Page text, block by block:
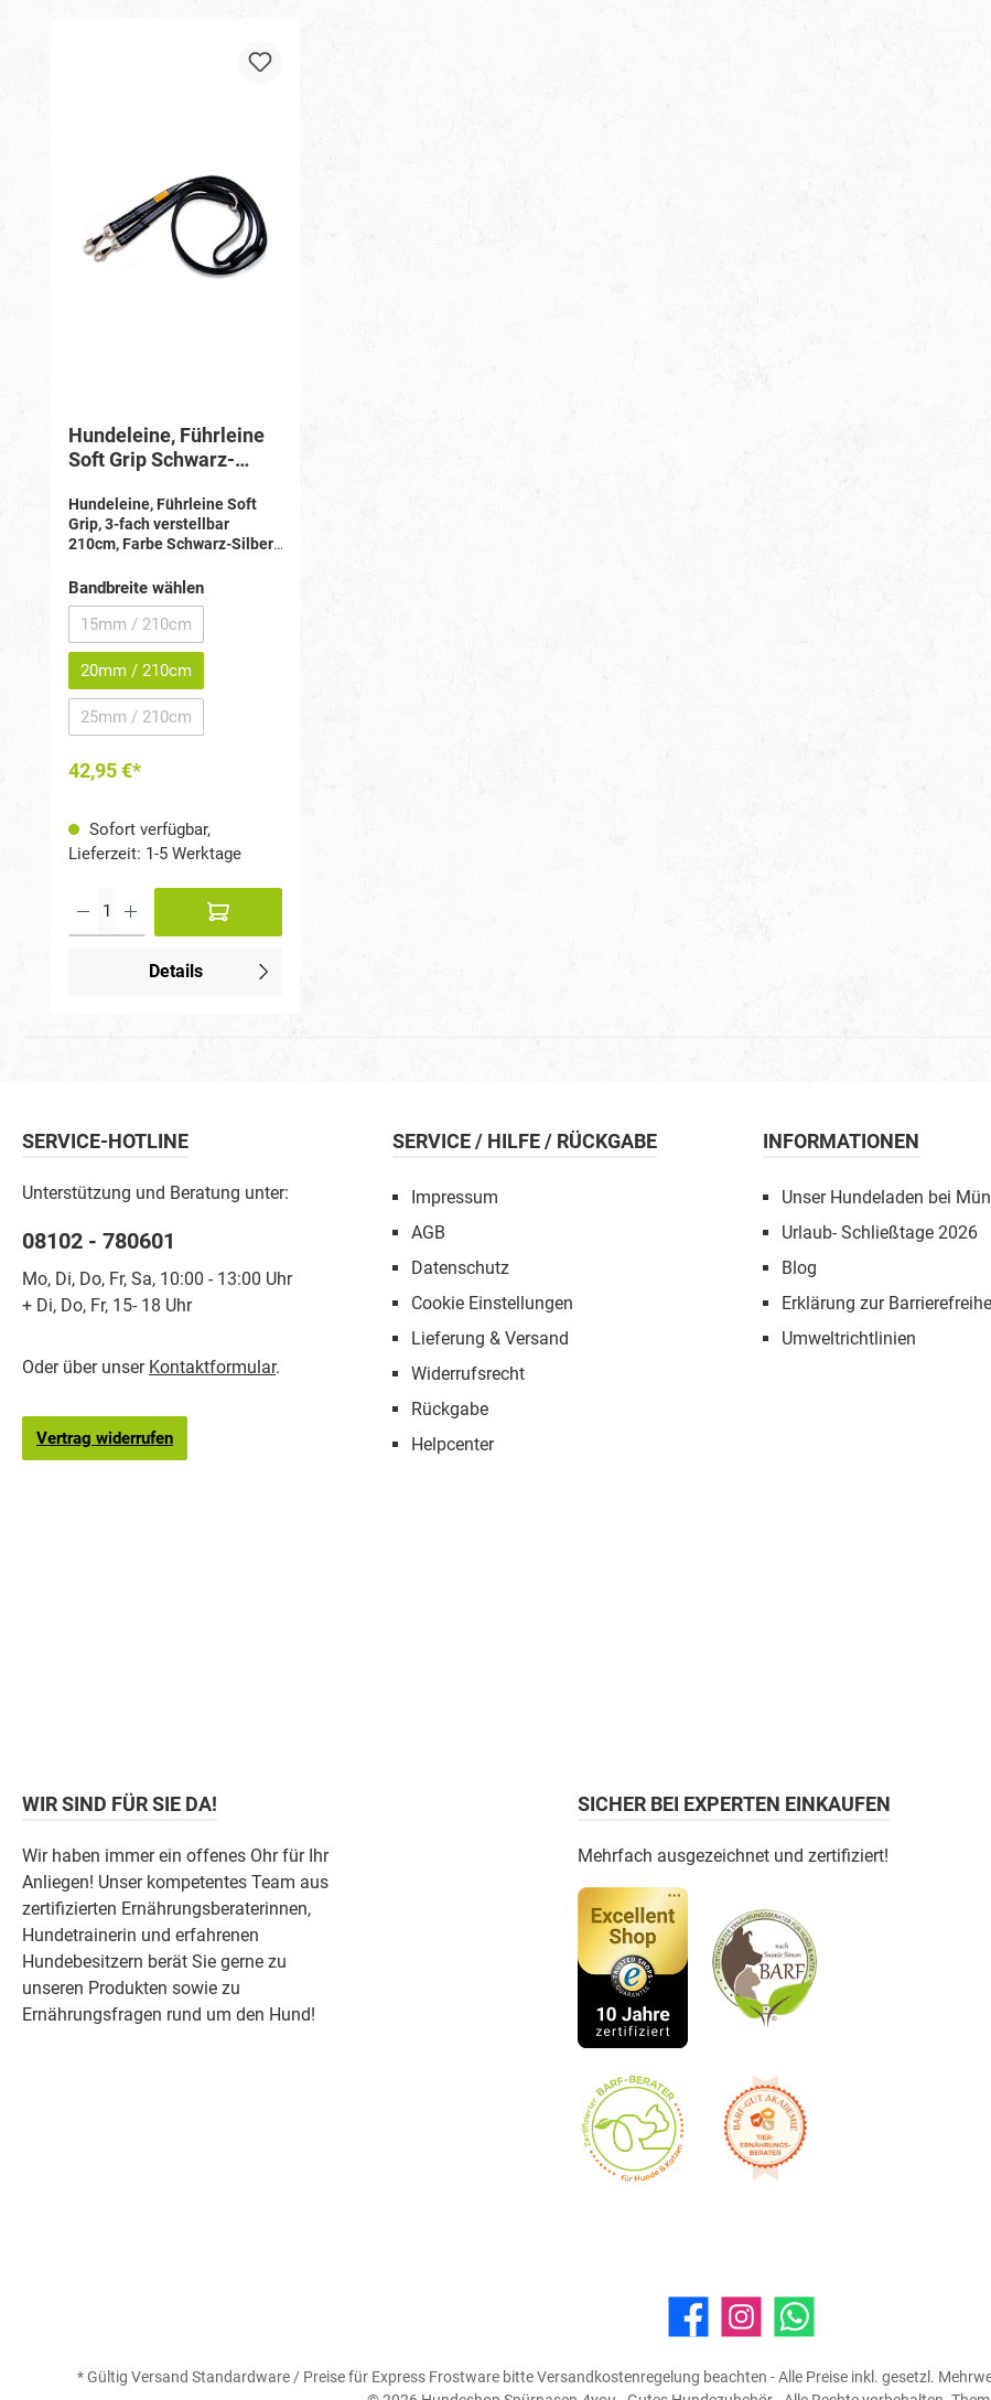
Hundeleine, Führleine
Soft Grip Schwarz-
verstellbar 210cm
Hundeleine, Führleine Soft
Grip, 3-fach verstellbar
210cm, Farbe Schwarz-Silber,
Material mit reflektierenden
Ziernähten, 3-fach verstellbar:
100 cm bis 210 cm, Schnelle
Längenanpassung mit Zusatz-
Karabiner & 3 Ringen, Zweiter
Karabiner für mehr Flexibilität,
Als Schlaufe oder Schulterleine
nutzbar, Praktisch, sicher &
Bandbreite wählen
15mm / 210cm(Diese Option ist zurzeit nicht verfügbar.)
20mm / 210cm
25mm / 210cm(Diese Option ist zurzeit nicht verfügbar.)
42,95 €*
Sofort verfügbar,
Lieferzeit: 1-5 Werktage
Details
SERVICE-HOTLINE
Unterstützung und Beratung unter:
08102 - 780601
Mo, Di, Do, Fr, Sa, 10:00 - 13:00 Uhr
+ Di, Do, Fr, 15- 18 Uhr
Oder über unser Kontaktformular.
Vertrag widerrufen
SERVICE / HILFE / RÜCKGABE
Impressum
AGB
Datenschutz
Cookie Einstellungen
Lieferung & Versand
Widerrufsrecht
Rückgabe
Helpcenter
INFORMATIONEN
Unser Hundeladen bei
Urlaub- Schließtage 2026
Blog
Erklärung zur
Umweltrichtlinien
WIR SIND FÜR SIE DA!
Wir haben immer ein offenes Ohr für Ihr
Anliegen! Unser kompetentes Team aus
zertifizierten Ernährungsberaterinnen,
Hundetrainerin und erfahrenen
Hundebesitzern berät Sie gerne zu
unseren Produkten sowie zu
Ernährungsfragen rund um den Hund!
SICHER BEI EXPERTEN EINKAUFEN
Mehrfach ausgezeichnet und zertifiziert!
FacebookInstagramWhatsApp
* Gültig Versand Standardware / Preise für Express Frostware bitte Versandkostenregelung beachten - Alle Preise inkl. gesetzl.